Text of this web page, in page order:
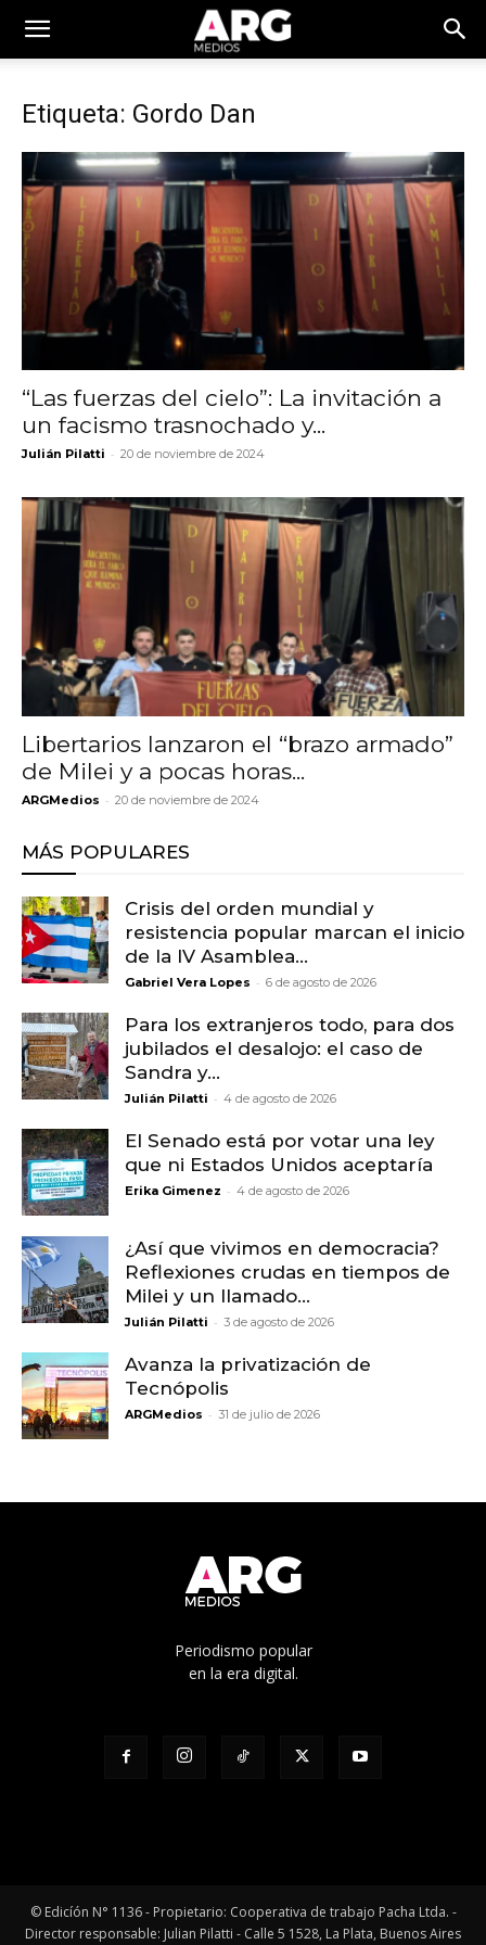
Etiqueta: Gordo Dan
“Las fuerzas del cielo”: La invitación a
un facismo trasnochado y...
Julián Pilatti - 20 de noviembre de 2024
Libertarios lanzaron el “brazo armado”
de Milei y a pocas horas...
ARGMedios - 20 de noviembre de 2024
MÁS POPULARES
Crisis del orden mundial y
resistencia popular marcan el inicio
de la IV Asamblea...
Gabriel Vera Lopes - 6 de agosto de 2026
Para los extranjeros todo, para dos
jubilados el desalojo: el caso de
Sandra y...
Julián Pilatti - 4 de agosto de 2026
El Senado está por votar una ley
que ni Estados Unidos aceptaría
Erika Gimenez - 4 de agosto de 2026
¿Así que vivimos en democracia?
Reflexiones crudas en tiempos de
Milei y un llamado...
Julián Pilatti - 3 de agosto de 2026
Avanza la privatización de
Tecnópolis
ARGMedios - 31 de julio de 2026
Periodismo popular
en la era digital.
© Edicíón N° 1136 - Propietario: Cooperativa de trabajo Pacha Ltda. -
Director responsable: Julian Pilatti - Calle 5 1528, La Plata, Buenos Aires